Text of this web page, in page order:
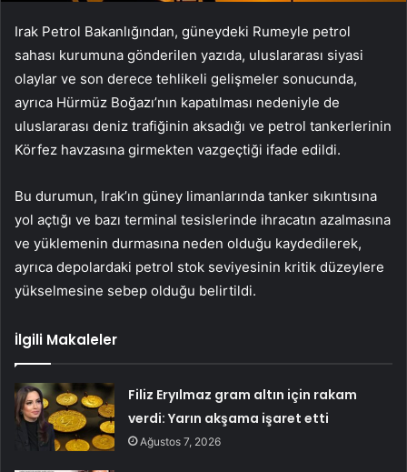
Irak Petrol Bakanlığından, güneydeki Rumeyle petrol
sahası kurumuna gönderilen yazıda, uluslararası siyasi
olaylar ve son derece tehlikeli gelişmeler sonucunda,
ayrıca Hürmüz Boğazı’nın kapatılması nedeniyle de
uluslararası deniz trafiğinin aksadığı ve petrol tankerlerinin
Körfez havzasına girmekten vazgeçtiği ifade edildi.
Bu durumun, Irak’ın güney limanlarında tanker sıkıntısına
yol açtığı ve bazı terminal tesislerinde ihracatın azalmasına
ve yüklemenin durmasına neden olduğu kaydedilerek,
ayrıca depolardaki petrol stok seviyesinin kritik düzeylere
yükselmesine sebep olduğu belirtildi.
İlgili Makaleler
Filiz Eryılmaz gram altın için rakam
verdi: Yarın akşama işaret etti
Ağustos 7, 2026